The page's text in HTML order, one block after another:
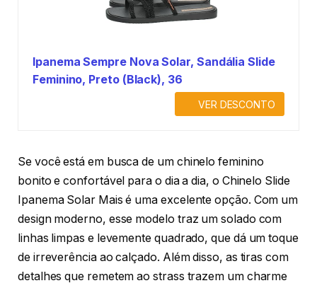
Ipanema Sempre Nova Solar, Sandália Slide
Feminino, Preto (Black), 36
VER DESCONTO
Se você está em busca de um chinelo feminino
bonito e confortável para o dia a dia, o Chinelo Slide
Ipanema Solar Mais é uma excelente opção. Com um
design moderno, esse modelo traz um solado com
linhas limpas e levemente quadrado, que dá um toque
de irreverência ao calçado. Além disso, as tiras com
detalhes que remetem ao strass trazem um charme